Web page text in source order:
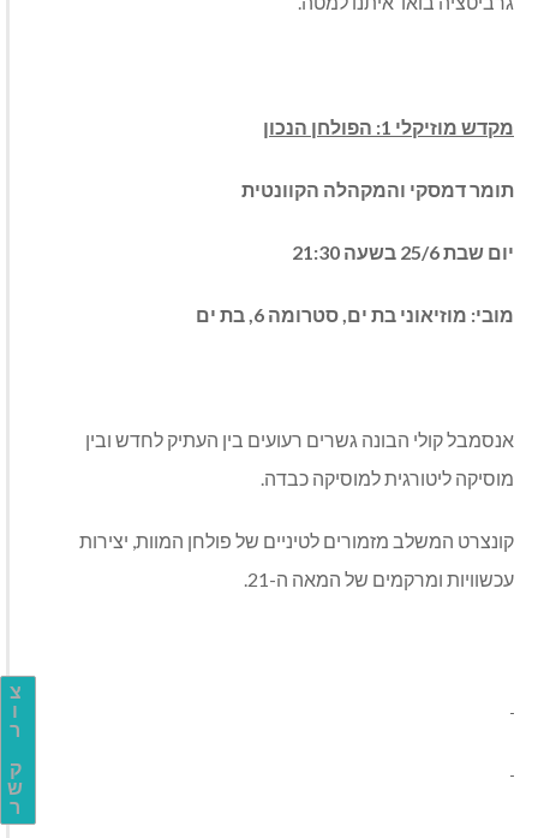
צ
ו
ר
ק
ש
ר
מקדש מוזיקלי 1: הפולחן הנכון
תומר דמסקי והמקהלה הקוונטית
יום שבת 25/6 בשעה 21:30
מובי: מוזיאוני בת ים, סטרומה 6, בת ים
אנסמבל קולי הבונה גשרים רעועים בין העתיק לחדש ובין
מוסיקה ליטורגית למוסיקה כבדה.
קונצרט המשלב מזמורים לטיניים של פולחן המוות, יצירות
עכשוויות ומרקמים של המאה ה-21.